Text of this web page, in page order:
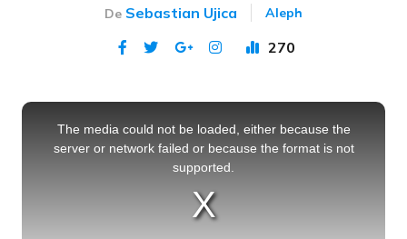
De Sebastian Ujica Aleph
270
This
The media could not be loaded, either because the
server or network failed or because the format is not
supported.